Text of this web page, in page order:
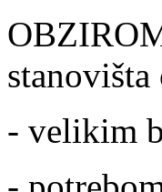
- velikim